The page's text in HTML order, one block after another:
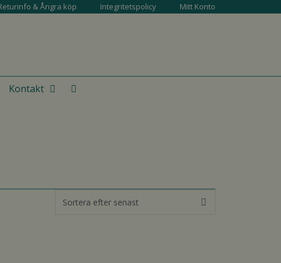
& Ångra köp Integritetspolicy Mitt Konto
Kontakt